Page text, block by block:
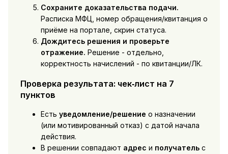
Сохраните доказательства подачи.
Расписка МФЦ, номер обращения/квитанция о
приёме на портале, скрин статуса.
Дождитесь решения и проверьте
отражение. Решение - отдельно,
корректность начислений - по квитанции/ЛК.
Проверка результата: чек‑лист на 7
пунктов
Есть уведомление/решение о назначении
(или мотивированный отказ) с датой начала
действия.
В решении совпадают адрес и получательс